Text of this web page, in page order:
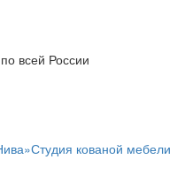
всей России
Студия кованой мебели